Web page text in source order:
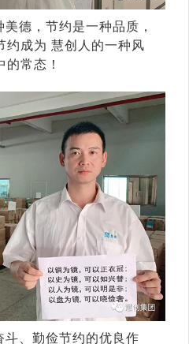
德，节约是一种品质，
约成为 慧创人的一种风
常态！
斗、勤俭节约的优良作